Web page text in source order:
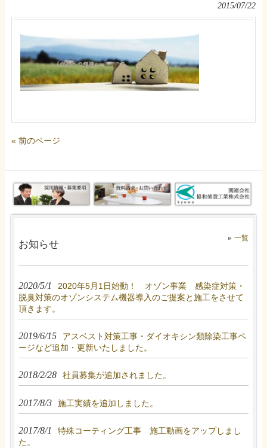
2015/07/22
« 前のページ
お知らせ
一覧
2020/5/1
2020年5月1日始動！ オゾン事業 感染症対策・
脱臭対策のオゾンシステム機器導入のご提案と施工をさせて
頂きます。
2019/6/15
アスベスト対策工事・ダイオキシン類除染工事ペ
ージなど追加・更新いたしました。
2018/2/28 社員募集が追加されました。
2017/8/3 施工実績を追加しました。
2017/8/1
特殊コーティング工事 施工動画をアップしまし
た。